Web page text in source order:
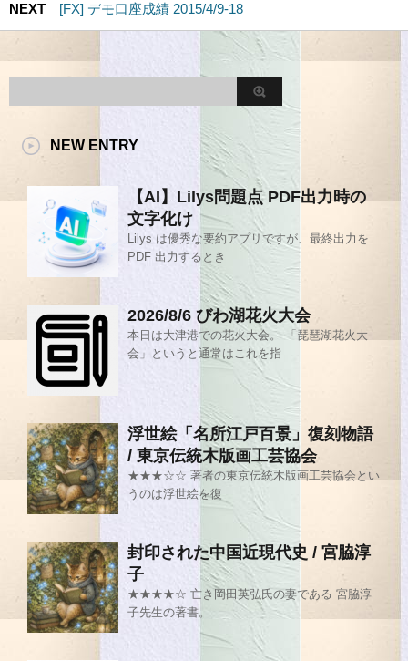
NEXT
[FX] デモ口座成績 2015/4/9-18
NEW ENTRY
【AI】Lilys問題点 PDF出力時の
文字化け
Lilys は優秀な要約アプリですが、最終出力を
PDF 出力するとき
2026/8/6 びわ湖花火大会
本日は大津港での花火大会。 「琵琶湖花火大
会」というと通常はこれを指
浮世絵「名所江戸百景」復刻物語
/ 東京伝統木版画工芸協会
★★★☆☆ 著者の東京伝統木版画工芸協会とい
うのは浮世絵を復
封印された中国近現代史 / 宮脇淳
子
★★★★☆ 亡き岡田英弘氏の妻である 宮脇淳
子先生の著書。